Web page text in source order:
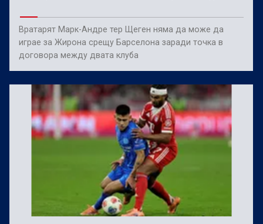
Вратарят Марк-Андре тер Щеген няма да може да
играе за Жирона срещу Барселона заради точка в
договора между двата клуба